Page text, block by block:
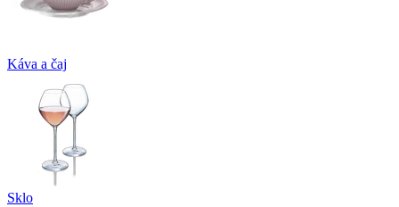
Káva a čaj
Sklo